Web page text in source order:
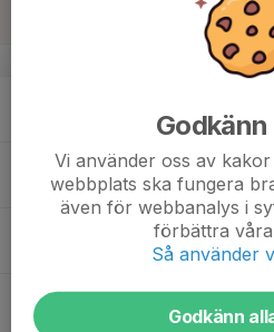
v.12
17:30
19:00
Träning
Solnahallen
Träning
Solnahallen
Tor
17:30
Träning
Solnahallen
Vi använder oss av
webbplats ska fungera
även för webbanalys i
förbättra
Så använder
Godkänn